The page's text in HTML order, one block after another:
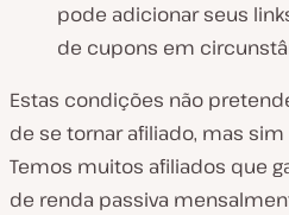
pode adicionar seus
de cupons em
Estas condições não
de se tornar afiliado, mas
Temos muitos afiliados que
de renda passiva